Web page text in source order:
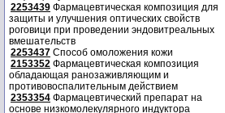
2253439 Фармацевтическая композиция для
защиты и улучшения оптических свойств
роговици при проведении эндовитреальных
вмешательств
2253437 Способ омоложения кожи
2153352 Фармацевтическая композиция
обладающая ранозаживляющим и
противовоспалительным действием
2353354 Фармацевтический препарат на
основе низкомолекулярного индуктора